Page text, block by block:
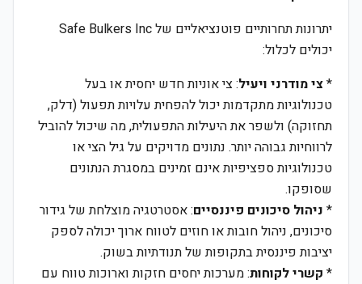
יתרונות תחרותיים פוטנציאליים של Safe Bulkers Inc
יכולים לכלול:
*צי מודרני ויעיל: צי אוניות חדש יחסית או בעל
טכנולוגיות מתקדמות יכול להפחית עלויות תפעול (דלק,
תחזוקה) ולשפר את היעילות התפעולית, מה שיכול להוביל
לרווחיות גבוהה יותר. נתונים מדויקים על גיל הצי או
טכנולוגיות ספציפיות אינם זמינים במסגרת הנתונים
שסופקו.
* ניהול סיכונים פיננסיים: אסטרטגיה מוצלחת של גידור
סיכונים, ניהול חובות או חוזים לטווח ארוך יכולה לספק
יציבות פיננסית בתקופות של תנודתיות בשוק.
* קשרי לקוחות: מערכות יחסים חזקות וארוכות טווח עם